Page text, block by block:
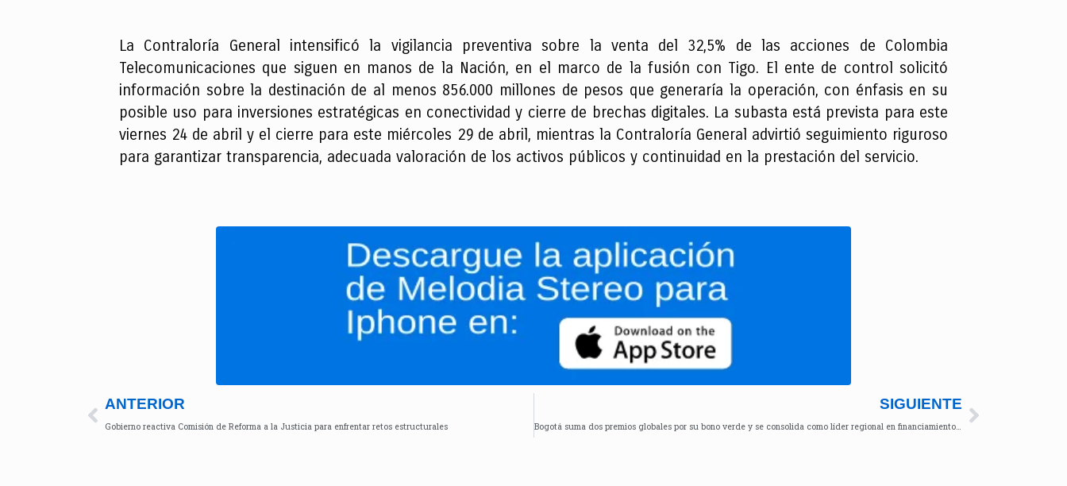
La Contraloría General intensificó la vigilancia preventiva sobre la venta del 32,5% de las acciones de Colombia
Telecomunicaciones que siguen en manos de la Nación, en el marco de la fusión con Tigo. El ente de control solicitó
información sobre la destinación de al menos 856.000 millones de pesos que generaría la operación, con énfasis en su
posible uso para inversiones estratégicas en conectividad y cierre de brechas digitales. La subasta está prevista para este
viernes 24 de abril y el cierre para este miércoles 29 de abril, mientras la Contraloría General advirtió seguimiento riguroso
para garantizar transparencia, adecuada valoración de los activos públicos y continuidad en la prestación del servicio.
ANTERIOR
Gobierno reactiva Comisión de Reforma a la Justicia para enfrentar retos estructurales
SIGUIENTE
Bogotá suma dos premios globales por su bono verde y se consolida como líder regional en financiamiento climático